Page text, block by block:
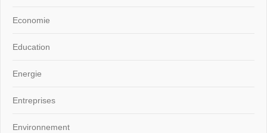
Economie
Education
Energie
Entreprises
Environnement